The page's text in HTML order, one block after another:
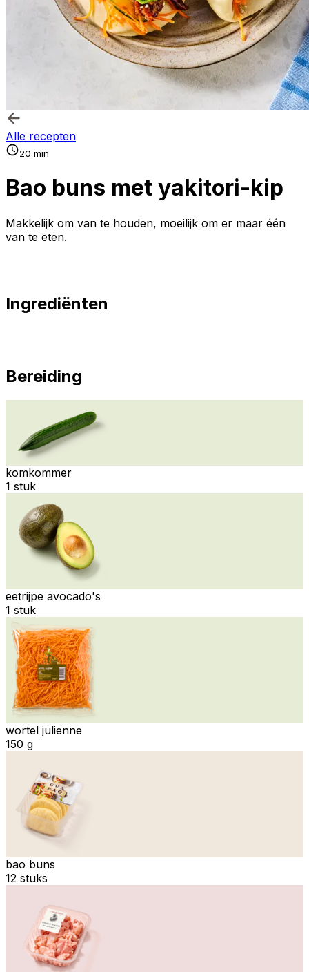
Alle recepten
20 min
Bao buns met yakitori-kip
Makkelijk om van te houden, moeilijk om er maar één
van te eten.
Ingrediënten
Bereiding
komkommer
1 stuk
eetrijpe avocado's
1 stuk
wortel julienne
150 g
bao buns
12 stuks